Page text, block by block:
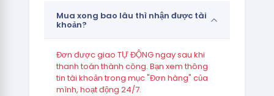
Mua xong bao lâu thì nhận được tài
khoản?
Đơn được giao TỰ ĐỘNG ngay sau khi
thanh toán thành công. Bạn xem thông
tin tài khoản trong mục "Đơn hàng" của
mình, hoạt động 24/7.